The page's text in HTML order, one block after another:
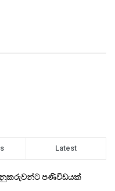
Latest
පණිවිඩයක්